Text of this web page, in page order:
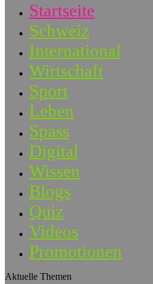
Startseite
Schweiz
International
Wirtschaft
Sport
Leben
Spass
Digital
Wissen
Blogs
Quiz
Videos
Promotionen
Aktuelle Themen